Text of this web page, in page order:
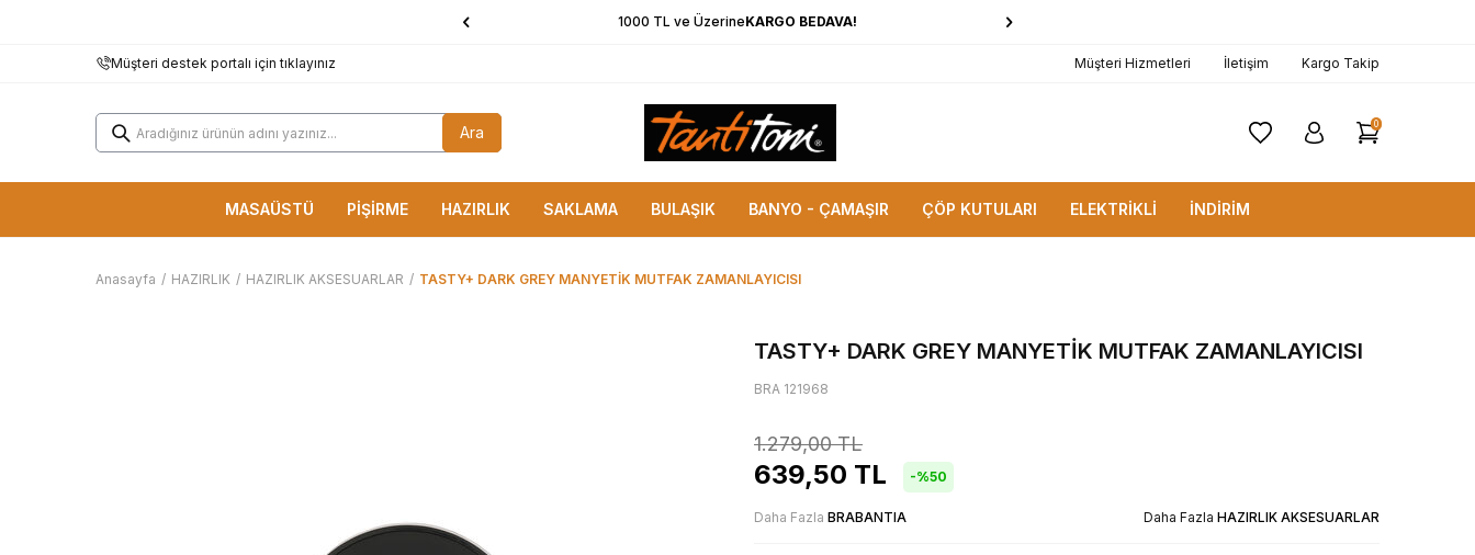
1000 TL ve ÜzerineKARGO BEDAVA!
Müşteri destek portalı için tıklayınız Müşteri Hizmetleri İletişim Kargo Takip
Ara 0
MASAÜSTÜ PİŞİRME HAZIRLIK SAKLAMA BULAŞIK BANYO - ÇAMAŞIR ÇÖP KUTULARI ELEKTRİKLİ İNDİRİM
Anasayfa / HAZIRLIK / HAZIRLIK AKSESUARLAR / TASTY+ DARK GREY MANYETİK MUTFAK ZAMANLAYICISI
TASTY+ DARK GREY MANYETİK MUTFAK ZAMANLAYICISI
BRA 121968
1.279,00TL
639,50 TL -%50
Daha Fazla BRABANTIA Daha Fazla HAZIRLIK AKSESUARLAR